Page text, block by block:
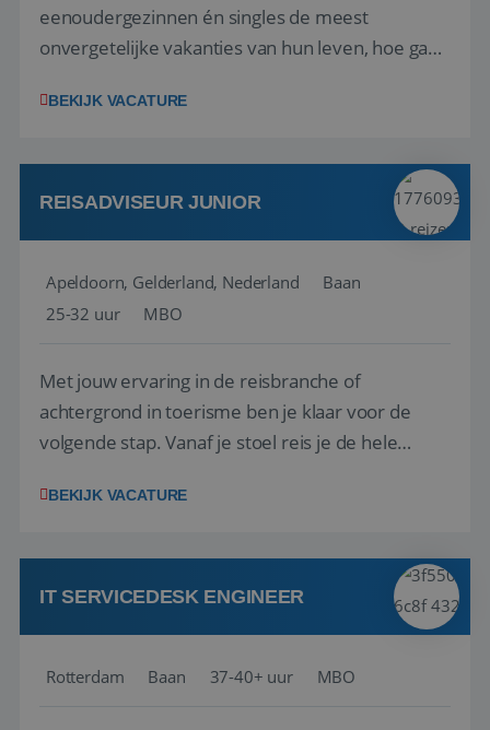
eenoudergezinnen én singles de meest
onvergetelijke vakanties van hun leven, hoe gaaf
net zo goed thuis is in een onderhandeling als op
in Europa? Dan is dit jouw kans. A...
BEKIJK VACATURE
REISADVISEUR JUNIOR
Apeldoorn, Gelderland, Nederland
Baan
25-32 uur
MBO
Met jouw ervaring in de reisbranche of
achtergrond in toerisme ben je klaar voor de
volgende stap. Vanaf je stoel reis je de hele
wensen van je team, je klant en wat er in de
klanten te overtuigen om die droomreis te
boeken! ...
BEKIJK VACATURE
IT SERVICEDESK ENGINEER
Rotterdam Baan 37-40+ uur MBO